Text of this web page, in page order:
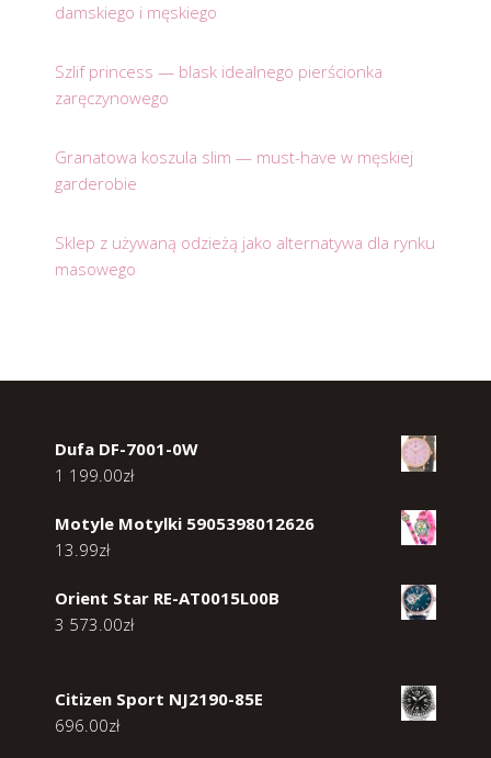
damskiego i męskiego
Szlif princess — blask idealnego pierścionka
zaręczynowego
Granatowa koszula slim — must-have w męskiej
garderobie
Sklep z używaną odzieżą jako alternatywa dla rynku
masowego
Dufa DF-7001-0W
1 199.00zł
Motyle Motylki 5905398012626
13.99zł
Orient Star RE-AT0015L00B
3 573.00zł
Citizen Sport NJ2190-85E
696.00zł